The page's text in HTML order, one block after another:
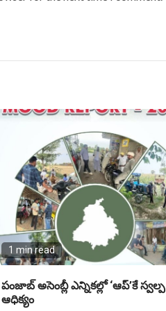
1 min read
పంజాబ్ అసెంబ్లీ ఎన్నికల్లో ‘ఆప్’కే స్వల్ప
ఆధిక్యం